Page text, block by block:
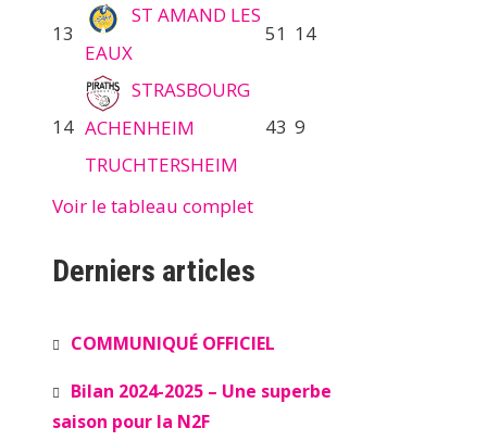
13
ST AMAND LES
EAUX
51 14
14
STRASBOURG
ACHENHEIM
TRUCHTERSHEIM
43 9
Voir le tableau complet
Derniers articles
COMMUNIQUÉ OFFICIEL
Bilan 2024-2025 – Une superbe
saison pour la N2F